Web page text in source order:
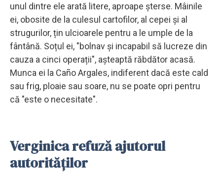
unul dintre ele arată litere, aproape șterse. Mâinile
ei, obosite de la culesul cartofilor, al cepei și al
strugurilor, țin ulcioarele pentru a le umple de la
fântână. Soțul ei, "bolnav și incapabil să lucreze din
cauza a cinci operații", așteaptă răbdător acasă.
Munca ei la Caño Argales, indiferent dacă este cald
sau frig, ploaie sau soare, nu se poate opri pentru
că "este o necesitate".
Verginica refuză ajutorul
autorităților